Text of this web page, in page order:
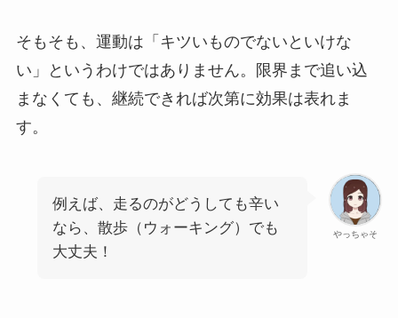
そもそも、運動は「キツいものでないといけな
い」というわけではありません。限界まで追い込
まなくても、継続できれば次第に効果は表れま
す。
やっちゃそ
例えば、走るのがどうしても辛い
なら、散歩（ウォーキング）でも
大丈夫！